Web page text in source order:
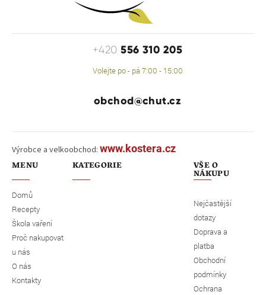
+420556 310 205
Volejte po - pá 7:00 - 15:00
obchod@chut.cz
Výrobce a velkoobchod: www.kostera.cz
MENU
Domů
Recepty
Škola vaření
Proč nakupovat
u nás
O nás
Kontakty
KATEGORIE VŠE O
NÁKUPU
Nejčastější
dotazy
Doprava a
platba
Obchodní
podmínky
Ochrana